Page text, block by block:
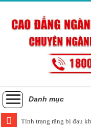
Danh mục
Tình trạng răng bị đau